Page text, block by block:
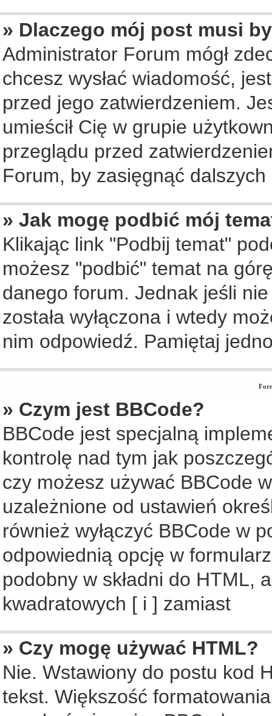
» Dlaczego mój post musi
Administrator Forum mógł
chcesz wysłać wiadomość,
przed jego zatwierdzeniem.
umieścił Cię w grupie
przeglądu przed
Forum, by zasięgnąć
» Jak mogę podbić mój
Klikając link "Podbij temat"
możesz "podbić" temat na
danego forum. Jednak jeśli
została wyłączona i wtedy
nim odpowiedź. Pamiętaj
» Czym jest BBCode?
BBCode jest specjalną
kontrolę nad tym jak
czy możesz używać BBCode
uzależnione od ustawień
również wyłączyć BBCode w
odpowiednią opcję w
podobny w składni do HTML,
kwadratowych [ i ] zamiast
» Czy mogę używać HTML?
Nie. Wstawiony do postu kod
tekst. Większość